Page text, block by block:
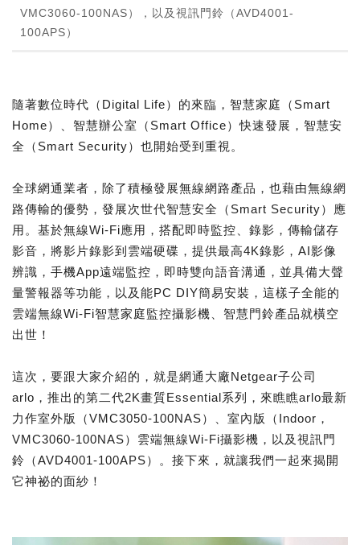
VMC3060-100NAS），以及視訊門鈴（AVD4001-
100APS）
隨著數位時代（Digital Life）的來臨，智慧家庭（Smart
Home）、智慧辦公室（Smart Office）快速發展，智慧安
全（Smart Security）也開始受到重視。
全球網通業者，除了積極發展無線網路產品，也藉由無線網
路傳輸的優勢，發展次世代智慧安全（Smart Security）應
用。基於無線Wi-Fi應用，搭配即時監控、錄影，傳輸儲存
影音，將影片錄影到雲端硬碟，提供最高4K錄影，AI影像
辨識，手機App遠端監控，即時雙向語音溝通，並具備大聲
量警報器等功能，以及能PC DIY簡易安裝，這樣子全能的
雲端無線Wi-Fi智慧家庭監控攝影機、智慧門鈴產品就橫空
出世！
這次，要跟大家介紹的，就是網通大廠Netgear子公司
arlo，推出的第二代2K畫質Essential系列，來瞧瞧arlo最新
力作室外版（VMC3050-100NAS）、室內版（Indoor，
VMC3060-100NAS）雲端無線Wi-Fi攝影機，以及視訊門
鈴（AVD4001-100APS）。接下來，就讓我們一起來揭開
它神祕的面紗！